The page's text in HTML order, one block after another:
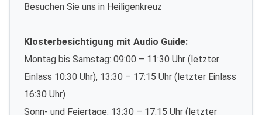
Besuchen Sie uns in Heiligenkreuz
Klosterbesichtigung mit Audio Guide:
Montag bis Samstag: 09:00 – 11:30 Uhr (letzter
Einlass 10:30 Uhr), 13:30 – 17:15 Uhr (letzter Einlass
16:30 Uhr)
Sonn- und Feiertage: 13:30 – 17:15 Uhr (letzter